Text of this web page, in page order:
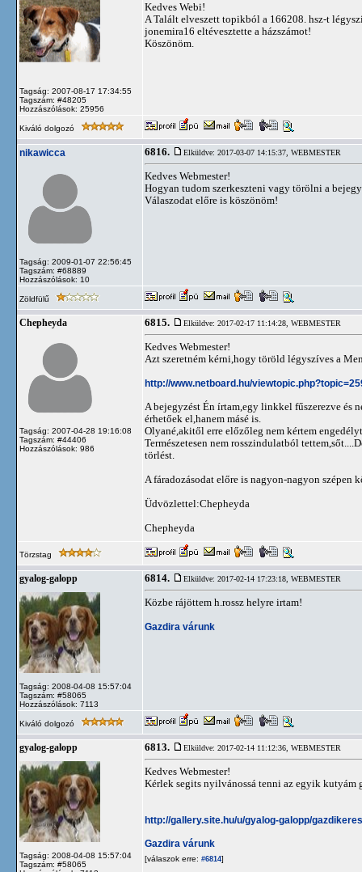
Tagság: 2007-08-17 17:34:55
Tagszám: #48205
Hozzászólások: 25956
Kedves Webi!
A Talált elveszett topikból a 166208. hsz-t
jonemira16 eltévesztette a házszámot!
Köszönöm.
Kiváló dolgozó
nikawicca
Tagság: 2009-01-07 22:56:45
Tagszám: #68889
Hozzászólások: 10
6816. Elküldve: 2017-03-07 14:15:37, WEBMESTER
Kedves Webmester!
Hogyan tudom szerkeszteni vagy törölni a
Válaszodat előre is köszönöm!
Zöldfülű
Chepheyda
Tagság: 2007-04-28 19:16:08
Tagszám: #44406
Hozzászólások: 986
6815. Elküldve: 2017-02-17 11:14:28, WEBMESTER
Kedves Webmester!
Azt szeretném kérni,hogy töröld légyszíves a
http://www.netboard.hu/
A bejegyzést Én írtam,egy linkkel fűszerezve és
érhetőek el,hanem másé is.
Olyané,akitől erre előzőleg nem kértem
Természetesen nem rosszindulatból
törlést.
A fáradozásodat előre is nagyon-nagyon szépen
Üdvözlettel:Chepheyda
Chepheyda
Törzstag
gyalog-galopp
Tagság: 2008-04-08 15:57:04
Tagszám: #58065
Hozzászólások: 7113
6814. Elküldve: 2017-02-14 17:23:18, WEBMESTER
Közbe rájöttem h.rossz helyre irtam!
Gazdira várunk
Kiváló dolgozó
gyalog-galopp
Tagság: 2008-04-08 15:57:04
Tagszám: #58065
6813. Elküldve: 2017-02-14 11:12:36, WEBMESTER
Kedves Webmester!
Kérlek segits nyilvánossá tenni az egyik
http://gallery.site.hu/u/gyalog-galopp/
Gazdira várunk
[válaszok erre: #6814]